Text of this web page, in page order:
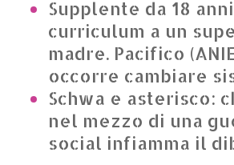
Supplente da 18
curriculum a un
madre. Pacifico
occorre cambiare
Schwa e asterisco:
nel mezzo di una
social infiamma il